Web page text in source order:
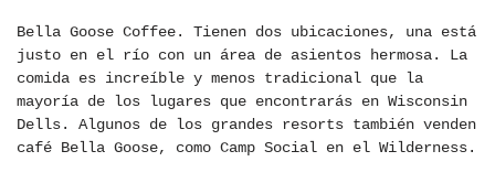
Bella Goose Coffee. Tienen dos ubicaciones, una está
justo en el río con un área de asientos hermosa. La
comida es increíble y menos tradicional que la
mayoría de los lugares que encontrarás en Wisconsin
Dells. Algunos de los grandes resorts también venden
café Bella Goose, como Camp Social en el Wilderness.